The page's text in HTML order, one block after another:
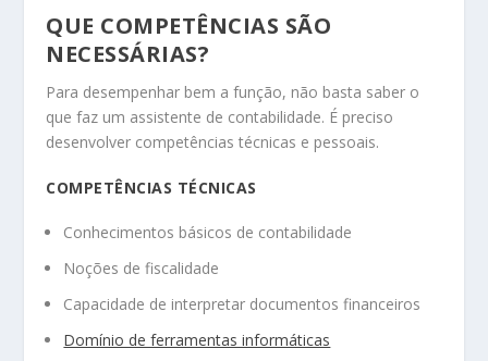
QUE COMPETÊNCIAS SÃO
NECESSÁRIAS?
Para desempenhar bem a função, não basta saber o
que faz um assistente de contabilidade. É preciso
desenvolver competências técnicas e pessoais.
COMPETÊNCIAS TÉCNICAS
Conhecimentos básicos de contabilidade
Noções de fiscalidade
Capacidade de interpretar documentos financeiros
Domínio de ferramentas informáticas